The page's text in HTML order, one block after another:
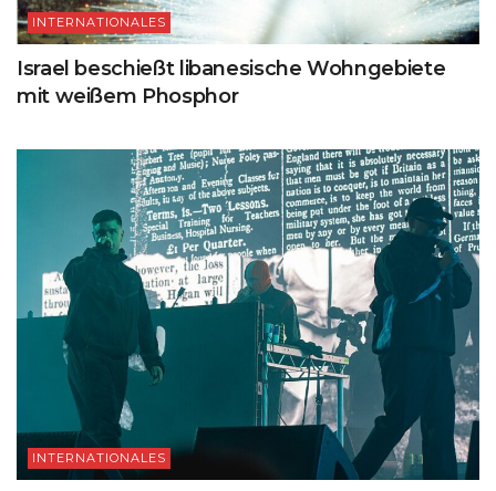
INTERNATIONALES
Israel beschießt libanesische Wohngebiete
mit weißem Phosphor
INTERNATIONALES